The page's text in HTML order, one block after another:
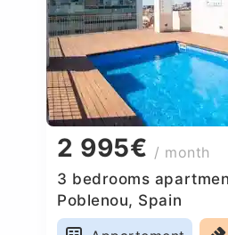
2 995€ / month
3 bedrooms
Poblenou, Spain